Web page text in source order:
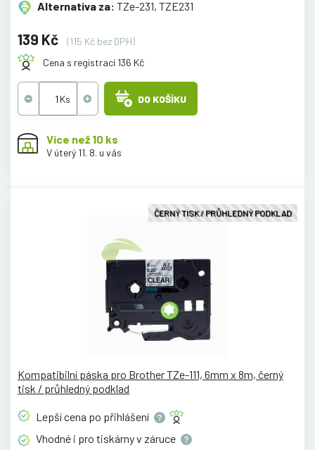
Alternativa za: TZe-231, TZE231
139 Kč
(115 Kč bez DPH)
Cena s registrací 136 Kč
DO KOŠÍKU
Více než 10 ks
V úterý 11. 8. u vás
ČERNÝ TISK / PRŮHLEDNÝ PODKLAD
Kompatibilní páska pro Brother TZe-111, 6mm x 8m, černý
tisk / průhledný podklad
Lepší cena po přihlášení
Vhodné i pro tiskárny v záruce